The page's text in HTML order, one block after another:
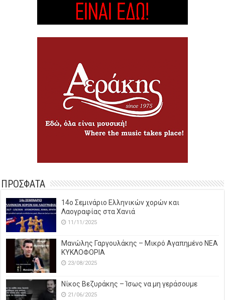
ΠΡΟΣΦΑΤΑ
14o Σεμινάριο Ελληνικών χορών και
Λαογραφίας στα Χανιά
11/11/2025
Μανώλης Γαργουλάκης – Μικρό Αγαπημένο NEΑ
ΚΥΚΛΟΦΟΡΙΑ
23/08/2025
Νίκος Βεζυράκης – Ίσως να μη γεράσουμε
21/06/2025